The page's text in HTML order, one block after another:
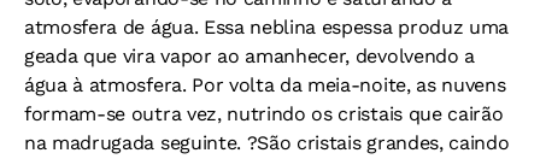
atmosfera de água. Essa neblina espessa produz uma
geada que vira vapor ao amanhecer, devolvendo a
água à atmosfera. Por volta da meia-noite, as nuvens
formam-se outra vez, nutrindo os cristais que cairão
na madrugada seguinte. ?São cristais grandes, caindo